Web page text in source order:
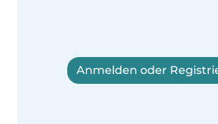
Anmelden oder